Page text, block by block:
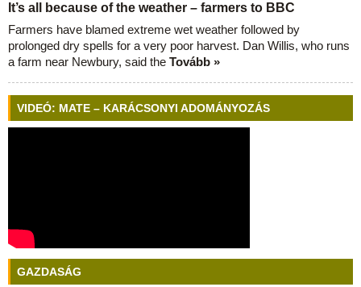
It’s all because of the weather – farmers to BBC
Farmers have blamed extreme wet weather followed by
prolonged dry spells for a very poor harvest. Dan Willis, who runs
a farm near Newbury, said the Tovább »
VIDEÓ: MATE – KARÁCSONYI ADOMÁNYOZÁS
GAZDASÁG